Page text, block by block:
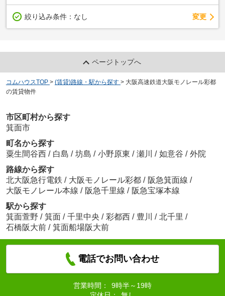
絞り込み条件： なし 変更
ページトップへ
コムハウスTOP > (賃貸)路線・駅から探す > 大阪高速鉄道大阪モノレール彩都
の賃貸物件
市区町村から探す
箕面市
町名から探す
粟生間谷西 / 白島 / 坊島 / 小野原東 / 瀬川 / 如意谷 / 外院
路線から探す
北大阪急行電鉄 / 大阪モノレール彩都 / 阪急箕面線 /
大阪モノレール本線 / 阪急千里線 / 阪急宝塚本線
駅から探す
箕面萱野 / 箕面 / 千里中央 / 彩都西 / 豊川 / 北千里 /
石橋阪大前 / 箕面船場阪大前
電話でお問い合わせ
営業時間：
9時半～19時